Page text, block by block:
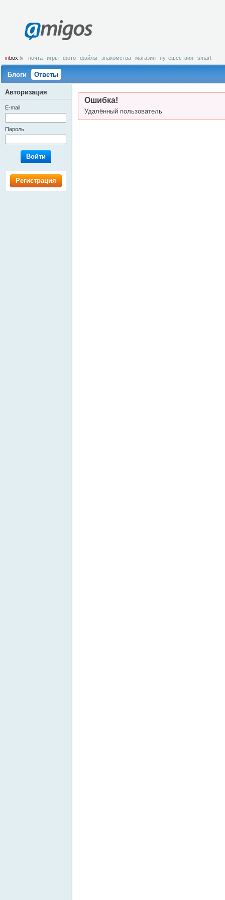
amigos
inbox .lv почта игры фото файлы знакомства магазин путешествия smart
Блоги Ответы
Ошибка!
Удалённый пользователь
Авторизация
E-mail
Пароль
Войти
Регистрация